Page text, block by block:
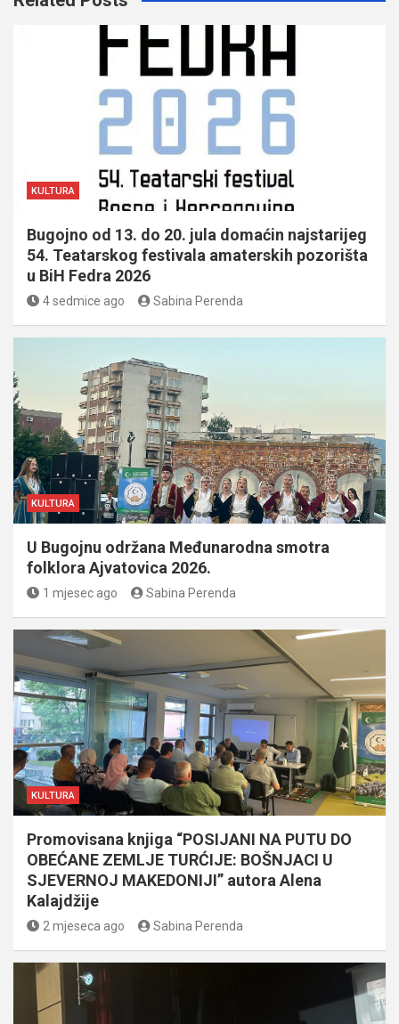
KULTURA
Bugojno od 13. do 20. jula domaćin najstarijeg
54. Teatarskog festivala amaterskih pozorišta
u BiH Fedra 2026
4 sedmice ago Sabina Perenda
KULTURA
U Bugojnu održana Međunarodna smotra
folklora Ajvatovica 2026.
1 mjesec ago Sabina Perenda
KULTURA
Promovisana knjiga “POSIJANI NA PUTU DO
OBEĆANE ZEMLJE TURĆIJE: BOŠNJACI U
SJEVERNOJ MAKEDONIJI” autora Alena
Kalajdžije
2 mjeseca ago Sabina Perenda